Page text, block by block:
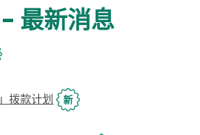
最新消息
拨款计划 新